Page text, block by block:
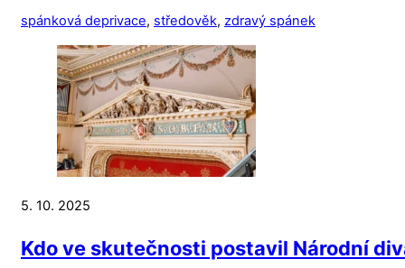
spánková deprivace, středověk, zdravý spánek
5. 10. 2025
Kdo ve skutečnosti postavil Národní